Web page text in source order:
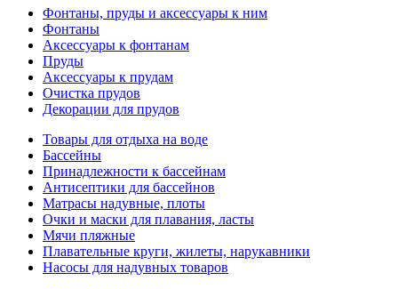
Фонтаны, пруды и аксессуары к ним
Фонтаны
Аксессуары к фонтанам
Пруды
Аксессуары к прудам
Очистка прудов
Декорации для прудов
Товары для отдыха на воде
Бассейны
Принадлежности к бассейнам
Антисептики для бассейнов
Матраcы надувные, плоты
Очки и маски для плавания, ласты
Мячи пляжные
Плавательные круги, жилеты, нарукавники
Насосы для надувных товаров